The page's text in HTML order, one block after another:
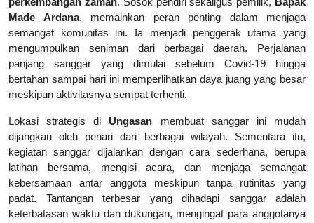
perkembangan zaman. Sosok pendiri sekaligus pemilik, Bapak
Made Ardana, memainkan peran penting dalam menjaga
semangat komunitas ini. Ia menjadi penggerak utama yang
mengumpulkan seniman dari berbagai daerah. Perjalanan
panjang sanggar yang dimulai sebelum Covid-19 hingga
bertahan sampai hari ini memperlihatkan daya juang yang besar
meskipun aktivitasnya sempat terhenti.
Lokasi strategis di Ungasan membuat sanggar ini mudah
dijangkau oleh penari dari berbagai wilayah. Sementara itu,
kegiatan sanggar dijalankan dengan cara sederhana, berupa
latihan bersama, mengisi acara, dan menjaga semangat
kebersamaan antar anggota meskipun tanpa rutinitas yang
padat. Tantangan terbesar yang dihadapi sanggar adalah
keterbatasan waktu dan dukungan, mengingat para anggotanya